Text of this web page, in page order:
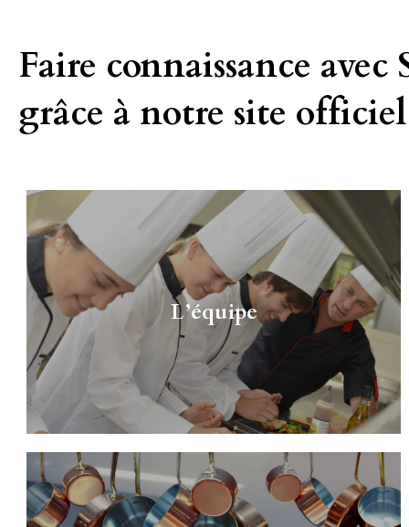
Faire connaissance
grâce à notre site officiel
L’équipe